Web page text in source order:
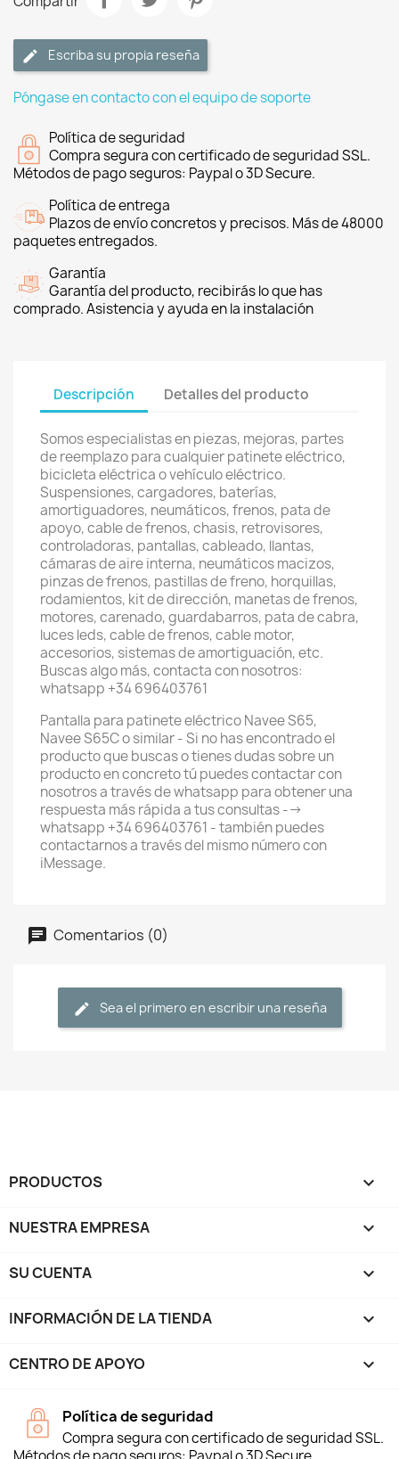
Escriba su propia reseña
Póngase en contacto con el equipo de soporte
Política de seguridad
Compra segura con certificado de seguridad SSL.
Métodos de pago seguros: Paypal o 3D Secure.
Política de entrega
Plazos de envío concretos y precisos. Más de 48000
paquetes entregados.
Garantía
Garantía del producto, recibirás lo que has
comprado. Asistencia y ayuda en la instalación
Descripción Detalles del producto
Somos especialistas en piezas, mejoras, partes
de reemplazo para cualquier patinete eléctrico,
bicicleta eléctrica o vehículo eléctrico.
Suspensiones, cargadores, baterías,
amortiguadores, neumáticos, frenos, pata de
apoyo, cable de frenos, chasis, retrovisores,
controladoras, pantallas, cableado, llantas,
cámaras de aire interna, neumáticos macizos,
pinzas de frenos, pastillas de freno, horquillas,
rodamientos, kit de dirección, manetas de frenos,
motores, carenado, guardabarros, pata de cabra,
luces leds, cable de frenos, cable motor,
accesorios, sistemas de amortiguación, etc.
Buscas algo más, contacta con nosotros:
whatsapp +34 696403761
Pantalla para patinete eléctrico Navee S65,
Navee S65C o similar - Si no has encontrado el
producto que buscas o tienes dudas sobre un
producto en concreto tú puedes contactar con
nosotros a través de whatsapp para obtener una
respuesta más rápida a tus consultas -->
whatsapp +34 696403761 - también puedes
contactarnos a través del mismo número con
iMessage.
Comentarios (0)
Sea el primero en escribir una reseña
PRODUCTOS 
NUESTRA EMPRESA 
SU CUENTA 
INFORMACIÓN DE LA TIENDA keyboard_arrow_down
CENTRO DE APOYO 
Política de seguridad
Compra segura con certificado de seguridad SSL.